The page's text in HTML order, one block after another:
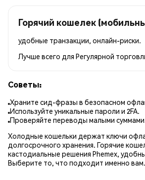
Горячий кошелек
удобные транзакции, онлайн-риски.
Лучше всего для Регулярной
Советы:
Храните сид-фразы в безопасном
Используйте уникальные пароли и 2FA.
Проверяйте переводы малыми
Холодные кошельки держат ключи
долгосрочного хранения. Горячие
кастодиальные решения Phemex,
Выберите то, что подходит именно вам.